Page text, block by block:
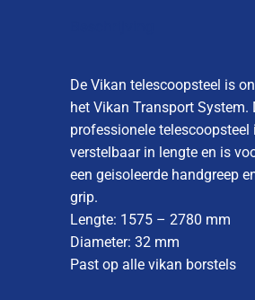
De Vikan telescoopsteel is
het Vikan Transport System.
professionele telescoopsteel
verstelbaar in lengte en is
een geisoleerde handgreep
grip.
Lengte: 1575 – 2780 mm
Diameter: 32 mm
Past op alle vikan borstels